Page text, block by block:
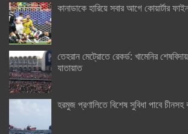
কানাডাকে হারিয়ে সবার আগে কোয়ার্টার
তেহরান মেট্রোতে রেকর্ড: খামেনির
যাতায়াত
হরমুজ প্রণালিতে বিশেষ সুবিধা পাবে